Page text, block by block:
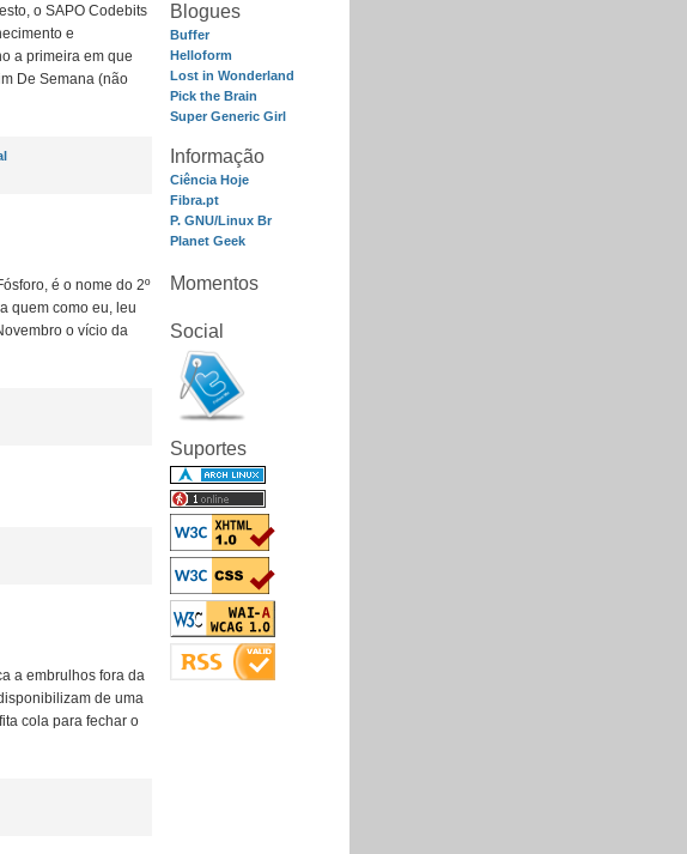
Blogues
Buffer
Helloform
Lost in Wonderland
Pick the Brain
Super Generic Girl
Informação
Ciência Hoje
Fibra.pt
P. GNU/Linux Br
Planet Geek
Momentos
Social
Suportes
o SAPO Codebits
e
a primeira em que
De Semana (não
é o nome do 2º
quem como eu, leu
o vício da
a embrulhos fora da
de uma
cola para fechar o